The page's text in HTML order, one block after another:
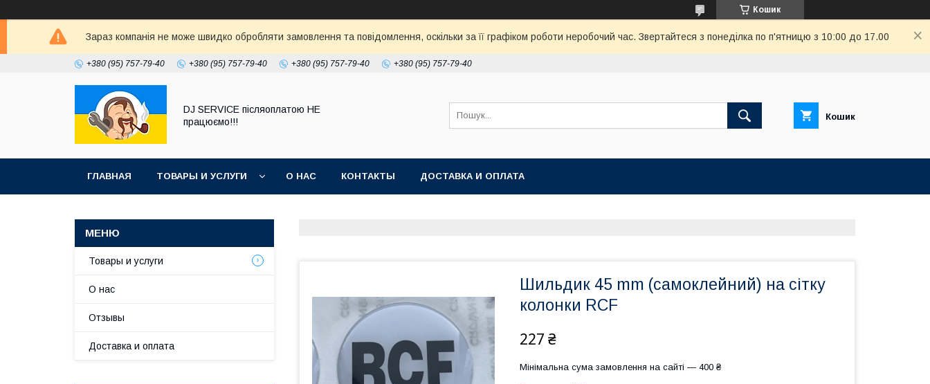
Кошик
Зараз компанія не може швидко обробляти замовлення та повідомлення, оскільки за її графіком роботи неробочий час. Звертайтеся з понеділка по п'ятницю з 10:00 до 17.00
+380 (95) 757-79-40 +380 (95) 757-79-40 +380 (95) 757-79-40 +380 (95) 757-79-40
DJ SERVICE пiсляоплатою НЕ
працюємо!!!
Кошик
ГЛАВНАЯ ТОВАРЫ И УСЛУГИ О НАС КОНТАКТЫ ДОСТАВКА И ОПЛАТА
Шильдик 45 mm (самоклейний) на сітку
колонки RCF
227 ₴
Мінімальна сума замовлення на сайті — 400 ₴
Товары и услуги
О нас
Отзывы
Доставка и оплата